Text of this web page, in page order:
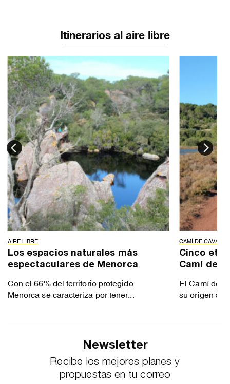
Itinerarios al aire libre
AIRE LIBRE
Los espacios naturales más
espectaculares de Menorca
Con el 66% del territorio protegido,
Menorca se caracteriza por tener...
CAMÍ DE CAVALLS
Cinco
Camí de
El Camí de
su origen se
Newsletter
Recibe los mejores planes y
propuestas en tu correo